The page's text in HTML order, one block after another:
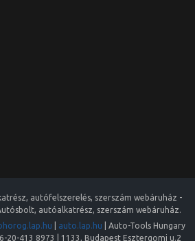
autófelszerelés, szerszám webáruház -
autóalkatrész, szerszám webáruház.
auto.lap.hu
Auto-Tools Hungary
20-413 8973 1133,Budapest Esztergomi u.2